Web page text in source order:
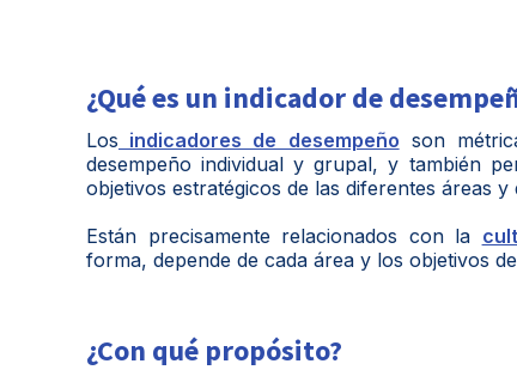
¿Qué es un indicador de
Los indicadores de desempeño son
desempeño individual y grupal, y también
objetivos estratégicos de las diferentes áreas y
Están precisamente relacionados con la
forma, depende de cada área y los objetivos
¿Con qué propósito?